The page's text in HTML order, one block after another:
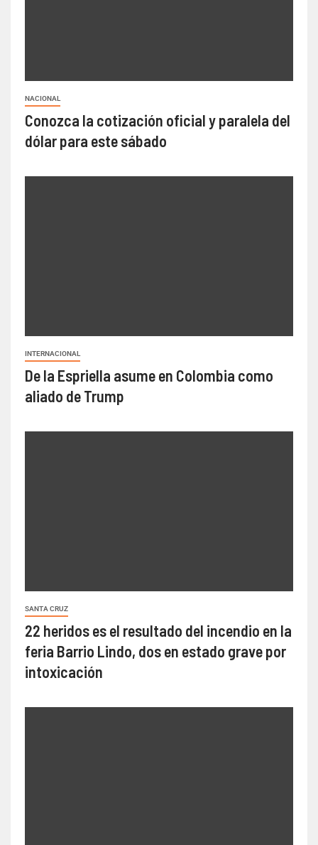
NACIONAL
Conozca la cotización oficial y paralela del
dólar para este sábado
INTERNACIONAL
De la Espriella asume en Colombia como
aliado de Trump
SANTA CRUZ
22 heridos es el resultado del incendio en la
feria Barrio Lindo, dos en estado grave por
intoxicación